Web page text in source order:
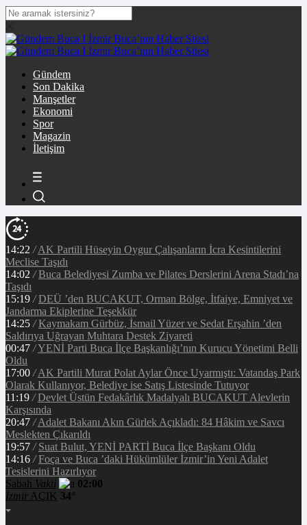
Gündem
Son Dakika
Manşetler
Ekonomi
Spor
Magazin
İletişim
14:22 / AK Partili Hüseyin Oygur Çalışanların İcra Kesintilerini
Meclise Taşıdı
14:02 / Buca Belediyesi Zumba ve Pilates Derslerini Arena Stadı’na
Taşıdı
15:19 / DEÜ ’den BUCAKUT, Orman Bölge, İtfaiye, Emniyet ve
Jandarma Ekiplerine Teşekkür
14:25 / Kaymakam Gürbüz, İsmail Yüzer ve Sedat Erşahin ’den
Saldırıya Uğrayan Muhtara Destek Ziyareti
00:47 /YENİ Parti Buca İlçe Başkanlığı’nın Kurucu Yönetimi Belli
Oldu
17:00 / AK Partili Murat Polat Aylar Önce Uyarmıştı: Vatandaş Park
Olarak Kullanıyor, Belediye ise Satış Listesinde Tutuyor
11:19 / Devlet Üstün Fedakârlık Madalyalı BUCAKUT Alevlerin
Karşısında
20:47 / Adalet Bakanı Akın Gürlek Açıkladı: 84 Hâkim ve Savcı
Meslekten Çıkarıldı
19:57 / Suat Bulut, YENİ PARTİ Buca İlçe Başkanı Oldu
14:16 / Foça ve Buca ’daki Hükümlüler İzmir’in Yeni Adalet
Tesislerini Hazırlıyor
Sabah Vakti
02:00
İzmir AÇIK 34°